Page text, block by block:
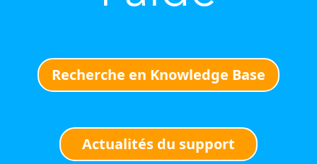
Recherche en Knowledge Base
Actualités du support